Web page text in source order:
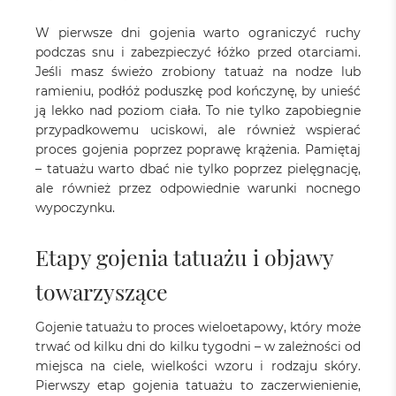
W pierwsze dni gojenia warto ograniczyć ruchy
podczas snu i zabezpieczyć łóżko przed otarciami.
Jeśli masz świeżo zrobiony tatuaż na nodze lub
ramieniu, podłóż poduszkę pod kończynę, by unieść
ją lekko nad poziom ciała. To nie tylko zapobiegnie
przypadkowemu uciskowi, ale również wspierać
proces gojenia poprzez poprawę krążenia. Pamiętaj
– tatuażu warto dbać nie tylko poprzez pielęgnację,
ale również przez odpowiednie warunki nocnego
wypoczynku.
Etapy gojenia tatuażu i objawy
towarzyszące
Gojenie tatuażu to proces wieloetapowy, który może
trwać od kilku dni do kilku tygodni – w zależności od
miejsca na ciele, wielkości wzoru i rodzaju skóry.
Pierwszy etap gojenia tatuażu to zaczerwienienie,